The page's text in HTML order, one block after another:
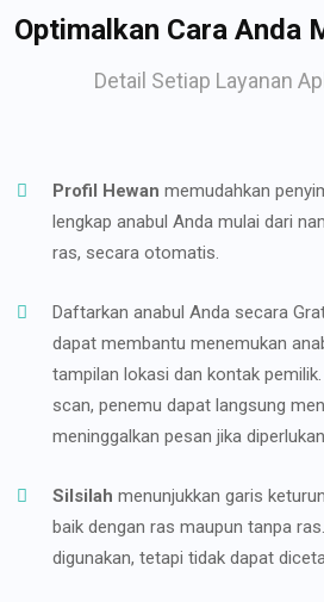
Optimalkan Cara Anda
Detail Setiap Layanan
Profil Hewan memudahkan
lengkap anabul Anda mulai dari
ras, secara otomatis.
Daftarkan anabul Anda secara
dapat membantu menemukan
tampilan lokasi dan kontak
scan, penemu dapat langsung
meninggalkan pesan jika
Silsilah menunjukkan garis
baik dengan ras maupun tanpa
digunakan, tetapi tidak dapat